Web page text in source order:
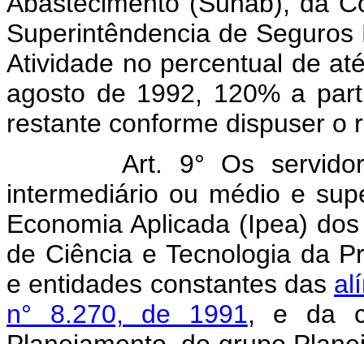
Superintêndencia de
Atividade no percentual de
agosto de 1992, 120% a
restante conforme dispuser o
Art. 9° Os
intermediário ou médio e
Economia Aplicada (Ipea)
de Ciência e Tecnologia da
e entidades constantes das
n° 8.270, de 1991, e da